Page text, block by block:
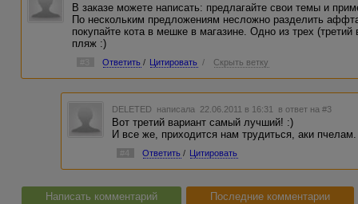
В заказе можете написать: предлагайте свои темы и
По нескольким предложениям несложно разделить
покупайте кота в мешке в магазине. Одно из трех (третий
пляж :)
Ответить / Цитировать / Скрыть ветку
DELETED написала 22.06.2011 в 16:31 в ответ на #3
Вот третий вариант самый лучший! :)
И все же, приходится нам трудиться, аки пчелам.
#4 Ответить / Цитировать
Написать комментарий Последние комментарии